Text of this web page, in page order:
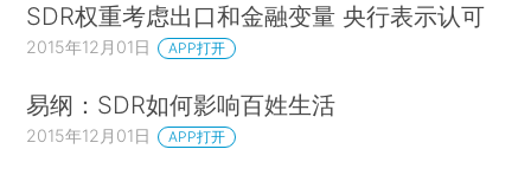
SDR权重考虑出口和金融变量 央行表示认可
2015年12月01日 APP打开
易纲：SDR如何影响百姓生活
2015年12月01日 APP打开